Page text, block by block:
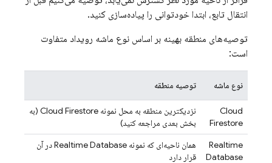
انتقال تابع، ابتدا خودتوانی را پیاده‌سازی کنید.
توصیه‌های منطقه بهینه بر اساس نوع ماشه رویداد متفاوت
است:
نوع ماشه توصیه منطقه
Cloud
Firestore
نزدیکترین منطقه به محل نمونه Cloud Firestore (به
بخش بعدی مراجعه کنید)
Realtime
Database
همان ناحیه‌ای که نمونه Realtime Databaseدر آن
قرار دارد